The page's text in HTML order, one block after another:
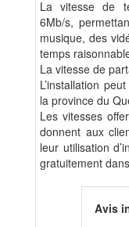
La vitesse de
6Mb/s,
musique, des
temps
La vitesse de
L’installation
la province du
Les vitesses
donnent aux
leur utilisation
gratuitement
Avis